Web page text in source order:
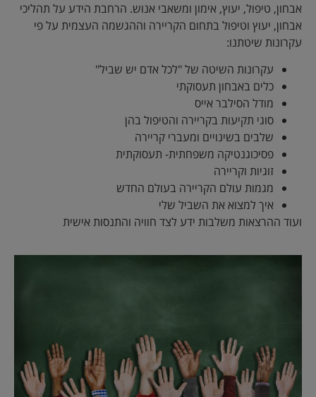
אבחון, טיפול, יעוץ, אימון ומשאבי אנוש. הרחבת הידע על תהליכי
אבחון, יעוץ וטיפול בתחום הקריירה וההגשמה העצמית על פי
עקרונות שיטתנו:
עקרונות השיטה של "לכל אדם יש שביל"
כלים באבחון תעסוקתי
מודל הסילבר אייס
סוגי תקיעות בקריירה והטיפול בהן
שלבים בשינויים ומעברי קריירה
פסיכוגנטיקה משפחתית- תעסוקתית
זוגיות וקריירה
מגמות עולם הקריירה בעולם החדש
איך למצוא את השביל שלי
ועוד ההרצאות משלבות ידע לצד חוויה והתנסות אישית